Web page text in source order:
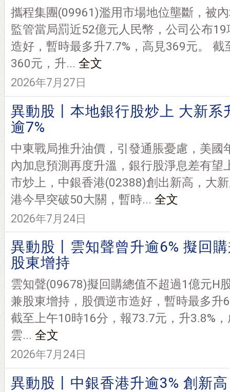
攜程集團(09961)濫用市場地位壟斷，被
監管當局罰近52億元人民幣，公司公布
造好，暫時最多升7.7%，高見369元。 截
360元，升... 全文
2026年7月27日
異動股丨本地銀行股炒上 大新系
逾7%
中東戰局推升油價，引發通脹憂慮，美國
內加息預測再度升溫，銀行股淨息差有望
市炒上，中銀香港(02388)創出新高，大
港今早突破50大關，暫時... 全文
2026年7月24日
異動股丨雲知聲曾升逾6% 擬回
股東增持
雲知聲(09678)擬回購總值不超過1億元H
兼股東增持，股價逆市造好，暫時最多升
截至上午10時16分，報73.7元，升3.8%
雲... 全文
2026年7月24日
異動股丨中銀香港升逾3% 創新高